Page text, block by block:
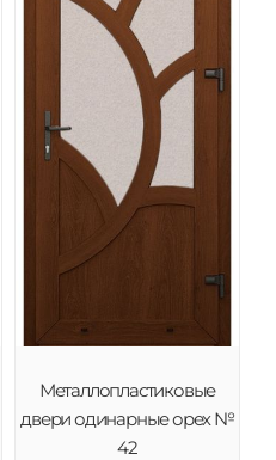
Металлопластиковые
двери одинарные орех №
42